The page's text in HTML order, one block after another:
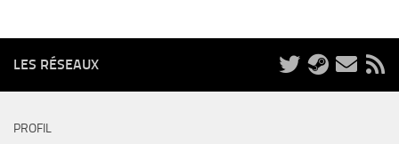
LES RÉSEAUX
PROFIL